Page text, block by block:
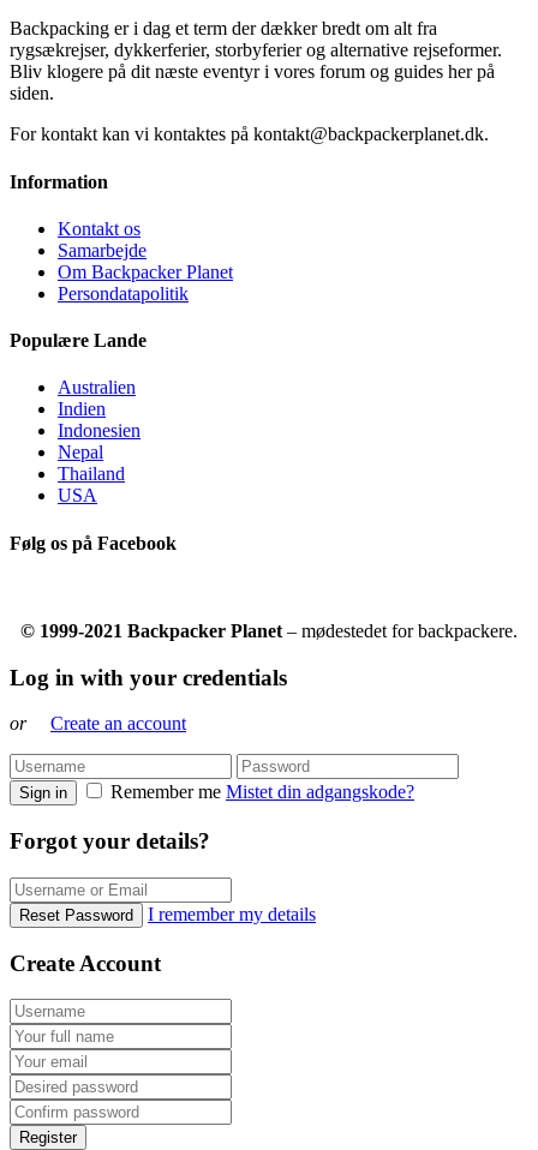
Backpacking er i dag et term der dækker bredt om alt fra
rygsækrejser, dykkerferier, storbyferier og alternative rejseformer.
Bliv klogere på dit næste eventyr i vores forum og guides her på
siden.
For kontakt kan vi kontaktes på kontakt@backpackerplanet.dk.
Information
Kontakt os
Samarbejde
Om Backpacker Planet
Persondatapolitik
Populære Lande
Australien
Indien
Indonesien
Nepal
Thailand
USA
Følg os på Facebook
© 1999-2021 Backpacker Planet – mødestedet for backpackere.
Log in with your credentials
or Create an account
Sign in Remember me Mistet din adgangskode?
Forgot your details?
Reset Password I remember my details
Create Account
Register